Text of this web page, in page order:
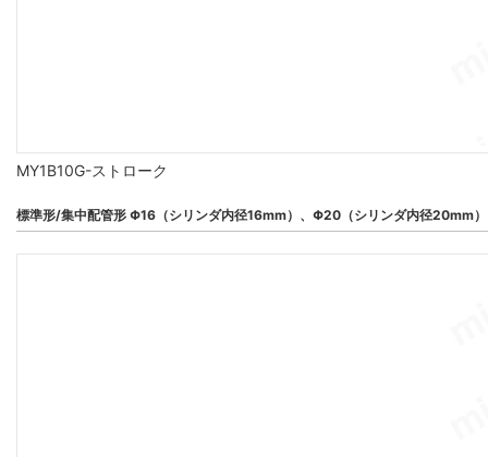
MY1B10G-ストローク
標準形/集中配管形 Φ16（シリンダ内径16mm）、Φ20（シリンダ内径20mm）